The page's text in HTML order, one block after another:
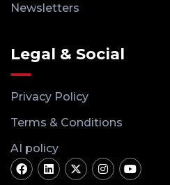
Newsletters
Legal & Social
Privacy Policy
Terms & Conditions
AI policy